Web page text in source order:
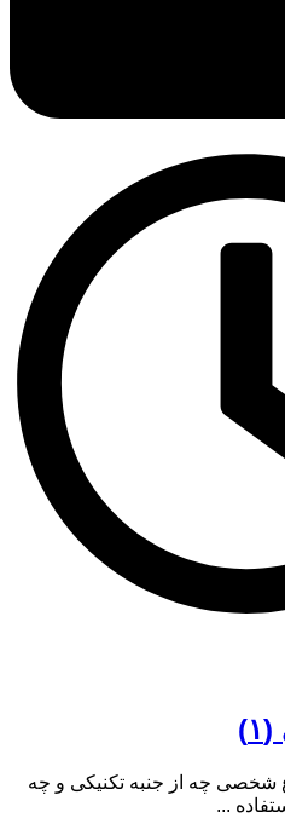
شخصی چه از جنبه تکنیکی و چه
...